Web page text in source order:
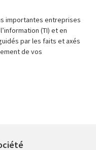
importantes entreprises
(TI) et en
par les faits et axés
de vos